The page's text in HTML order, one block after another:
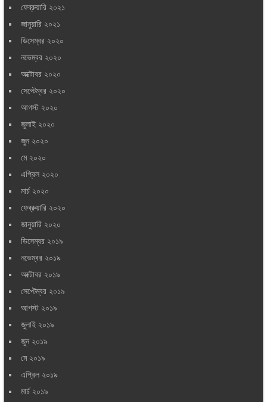
ফেব্রুয়ারি ২০২১
জানুয়ারি ২০২১
ডিসেম্বর ২০২০
নভেম্বর ২০২০
অক্টোবর ২০২০
সেপ্টেম্বর ২০২০
আগস্ট ২০২০
জুলাই ২০২০
জুন ২০২০
মে ২০২০
এপ্রিল ২০২০
মার্চ ২০২০
ফেব্রুয়ারি ২০২০
জানুয়ারি ২০২০
ডিসেম্বর ২০১৯
নভেম্বর ২০১৯
অক্টোবর ২০১৯
সেপ্টেম্বর ২০১৯
আগস্ট ২০১৯
জুলাই ২০১৯
জুন ২০১৯
মে ২০১৯
এপ্রিল ২০১৯
মার্চ ২০১৯